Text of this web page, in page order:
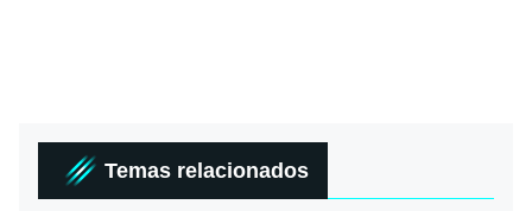
Temas relacionados